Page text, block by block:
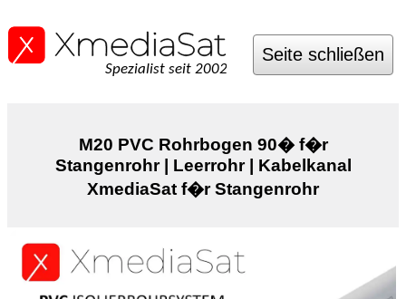
Spezialist seit 2002
Seite schließen
M20 PVC Rohrbogen 90� f�r
Stangenrohr | Leerrohr | Kabelkanal
XmediaSat f�r Stangenrohr